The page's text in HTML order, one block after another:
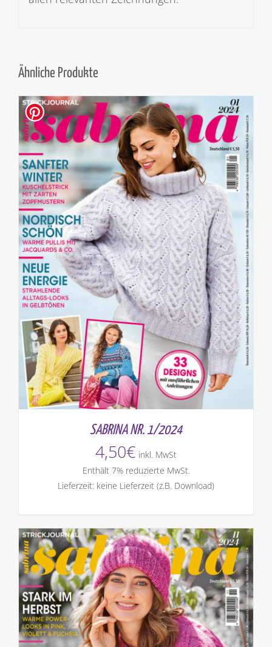
Ähnliche Produkte
SABRINA NR. 1/2024
4,50€ inkl. MwSt
Enthält 7% reduzierte MwSt.
Lieferzeit: keine Lieferzeit (z.B. Download)